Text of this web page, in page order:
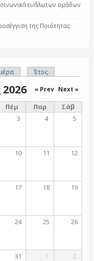
ευάλωτων ομάδων
της Ποιότητας
Έτος
« Prev Next »
Πέμ Παρ
Σάβ
3 4 5
10 11 12
17 18 19
24 25 26
31 1 2